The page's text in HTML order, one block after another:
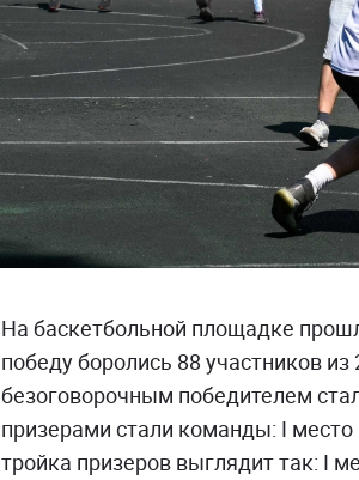
На баскетбольной площадке
победу боролись 88 участников
безоговорочным победителем
призерами стали команды: I
тройка призеров выглядит так: I